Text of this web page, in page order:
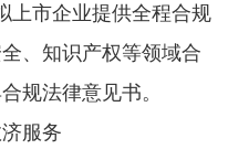
上市企业提供全程合规
、知识产权等领域合
规法律意见书。
服务